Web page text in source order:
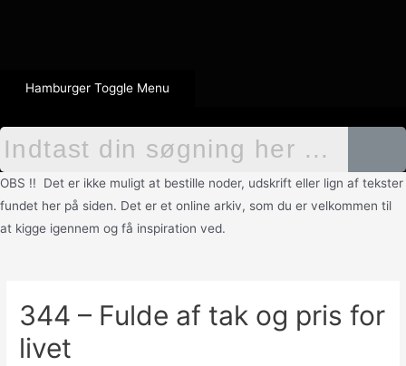
Hamburger Toggle Menu
OBS !! Det er ikke muligt at bestille noder, udskrift eller lign af tekster
fundet her på siden. Det er et online arkiv, som du er velkommen til
at kigge igennem og få inspiration ved.
344 – Fulde af tak og pris for
livet